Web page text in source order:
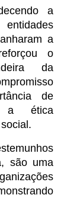
a
a
o
da
de
a ética
são uma